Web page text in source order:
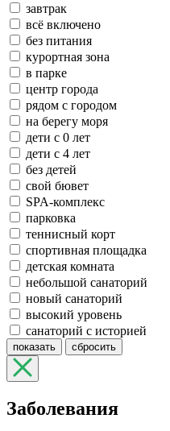
завтрак
всё включено
без питания
курортная зона
в парке
центр города
рядом с городом
на берегу моря
дети с 0 лет
дети с 4 лет
без детей
свой бювет
SPA-комплекс
парковка
теннисный корт
спортивная площадка
детская комната
небольшой санаторий
новый санаторий
высокий уровень
санаторий с историей
показать сбросить
Заболевания